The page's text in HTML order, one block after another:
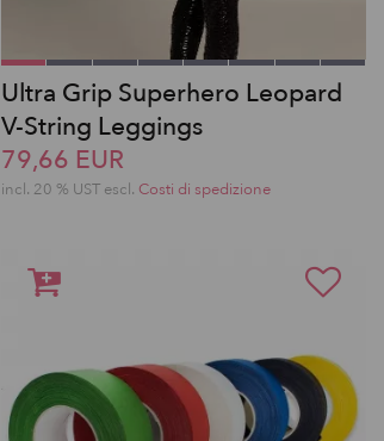
Ultra Grip Superhero Leopard
V-String Leggings
79,66 EUR
incl. 20 % UST escl. Costi di spedizione